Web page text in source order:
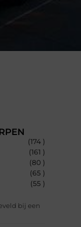
(174 )
(161 )
(80 )
(65 )
(55 )
bij een